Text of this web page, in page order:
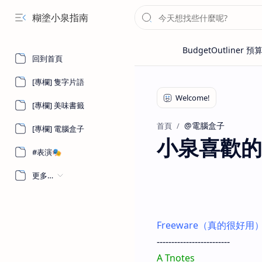
糊塗小泉指南
回到首頁
[專欄] 隻字片語
[專欄] 美味書籤
[專欄] 電腦盒子
#表演🎭
更多…
首頁 @電腦盒子
小泉喜歡
Freeware（真的很好用
-------------------------
A Tnotes